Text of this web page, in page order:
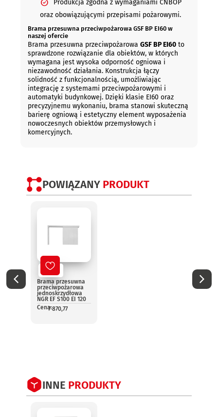
Produkcja zgodna z wymaganiami CNBOP
oraz obowiązującymi przepisami pożarowymi.
Brama przesuwna przeciwpożarowa GSF BP EI60 w
naszej ofercie
Brama przesuwna przeciwpożarowa GSF BP EI60to
sprawdzone rozwiązanie dla obiektów, w których
wymagana jest wysoka odporność ogniowa i
niezawodność działania. Konstrukcja łączy
solidność z funkcjonalnością, umożliwiając
integrację z systemami przeciwpożarowymi i
automatyki budynkowej. Dzięki klasie EI60 oraz
precyzyjnemu wykonaniu, brama stanowi skuteczną
barierę ogniową i estetyczny element wyposażenia
nowoczesnych obiektów przemysłowych i
komercyjnych.
POWIĄZANY PRODUKT
Nowy
Brama przesuwna
przeciwpożarowa
jednoskrzydłowa
NGR EF S100 EI 120
Cena:7 870,77
INNE PRODUKTY